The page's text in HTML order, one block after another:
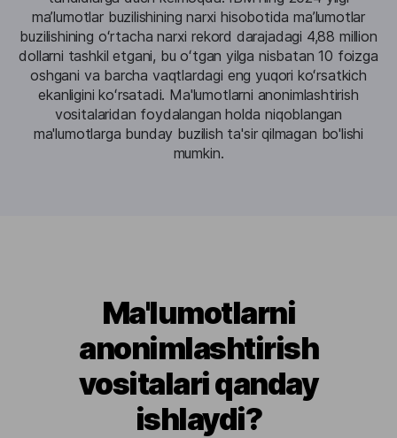
maʼlumotlar buzilishining narxi hisobotida maʼlumotlar
buzilishining oʻrtacha narxi rekord darajadagi 4,88 million
dollarni tashkil etgani, bu oʻtgan yilga nisbatan 10 foizga
oshgani va barcha vaqtlardagi eng yuqori koʻrsatkich
ekanligini koʻrsatadi. Ma'lumotlarni anonimlashtirish
vositalaridan foydalangan holda niqoblangan
ma'lumotlarga bunday buzilish ta'sir qilmagan bo'lishi
mumkin.
Ma'lumotlarni
anonimlashtirish
vositalari qanday
ishlaydi?